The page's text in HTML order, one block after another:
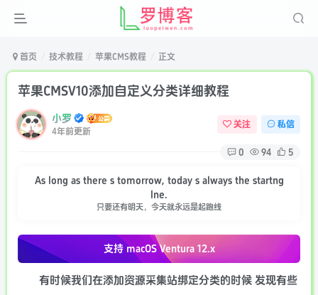
首页 技术教程 苹果CMS教程 正文
苹果CMSV10添加自定义分类详细教程
小罗
4年前更新
关注 私信
0 94 5
As long as there s tomorrow, today s always the startng
lne.
只要还有明天，今天就永远是起跑线
支持 macOSVentura 12.x
有时候我们在添加资源采集站绑定分类的时候 发现有些